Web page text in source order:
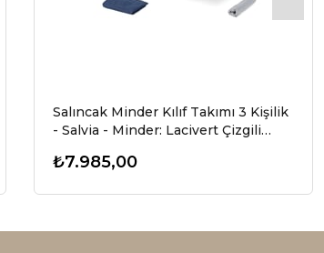
Salıncak Minder Kılıf Takımı 3 Kişilik
- Salvia - Minder: Lacivert Çizgili
₺7.985,00